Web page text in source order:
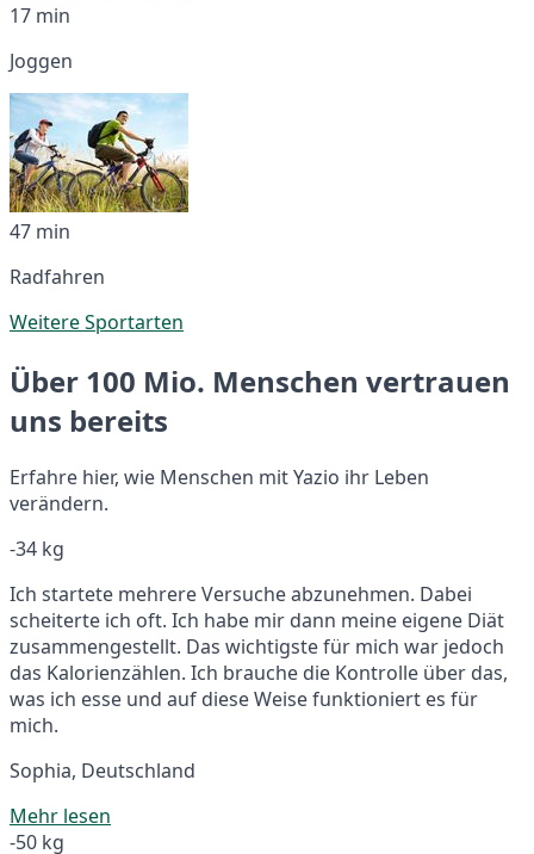
17 min
Joggen
47 min
Radfahren
Weitere Sportarten
Über 100 Mio. Menschen vertrauen
uns bereits
Erfahre hier, wie Menschen mit Yazio ihr Leben
verändern.
-34 kg
Ich startete mehrere Versuche abzunehmen. Dabei
scheiterte ich oft. Ich habe mir dann meine eigene Diät
zusammengestellt. Das wichtigste für mich war jedoch
das Kalorienzählen. Ich brauche die Kontrolle über das,
was ich esse und auf diese Weise funktioniert es für
mich.
Sophia, Deutschland
Mehr lesen
-50 kg